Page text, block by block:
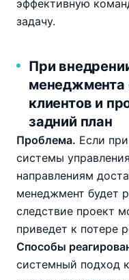
эффективную
задачу.
При
менеджмента
клиентов и
задний план
Проблема. Если
системы
направлениям
менеджмент будет
следствие проект
приведет к потере
Способы
системный подход